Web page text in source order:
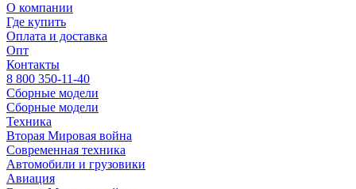
О компании
Где купить
Оплата и доставка
Опт
Контакты
8 800 350-11-40
Сборные модели
Сборные модели
Техника
Вторая Мировая война
Современная техника
Автомобили и грузовики
Авиация